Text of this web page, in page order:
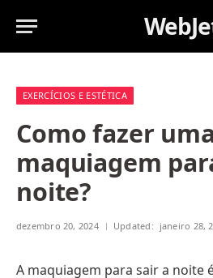
EXERCÍCIOS E ESTÉTICA
Como fazer uma
maquiagem
noite?
dezembro 20, 2024 Updated: janeiro 28,
A maquiagem para sair a noite